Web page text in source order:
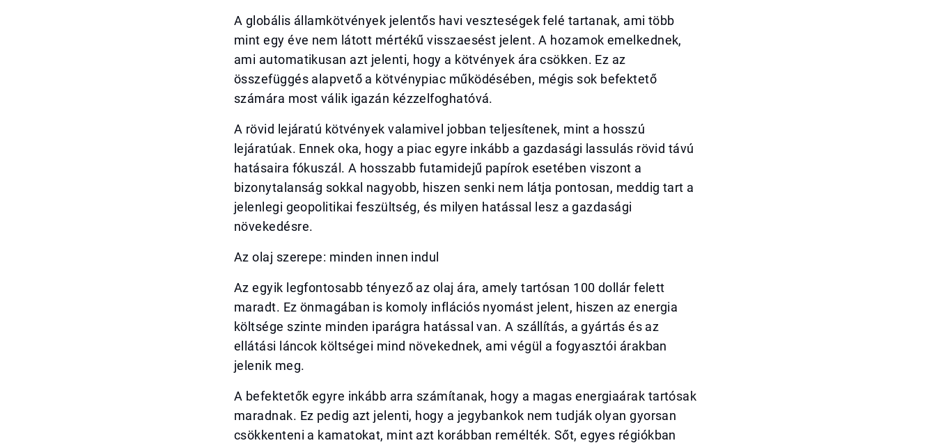
A globális államkötvények jelentős havi veszteségek felé tartanak, ami több
mint egy éve nem látott mértékű visszaesést jelent. A hozamok emelkednek,
ami automatikusan azt jelenti, hogy a kötvények ára csökken. Ez az
összefüggés alapvető a kötvénypiac működésében, mégis sok befektető
számára most válik igazán kézzelfoghatóvá.
A rövid lejáratú kötvények valamivel jobban teljesítenek, mint a hosszú
lejáratúak. Ennek oka, hogy a piac egyre inkább a gazdasági lassulás rövid távú
hatásaira fókuszál. A hosszabb futamidejű papírok esetében viszont a
bizonytalanság sokkal nagyobb, hiszen senki nem látja pontosan, meddig tart a
jelenlegi geopolitikai feszültség, és milyen hatással lesz a gazdasági
növekedésre.
Az olaj szerepe: minden innen indul
Az egyik legfontosabb tényező az olaj ára, amely tartósan 100 dollár felett
maradt. Ez önmagában is komoly inflációs nyomást jelent, hiszen az energia
költsége szinte minden iparágra hatással van. A szállítás, a gyártás és az
ellátási láncok költségei mind növekednek, ami végül a fogyasztói árakban
jelenik meg.
A befektetők egyre inkább arra számítanak, hogy a magas energiaárak tartósak
maradnak. Ez pedig azt jelenti, hogy a jegybankok nem tudják olyan gyorsan
csökkenteni a kamatokat, mint azt korábban remélték. Sőt, egyes régiókban